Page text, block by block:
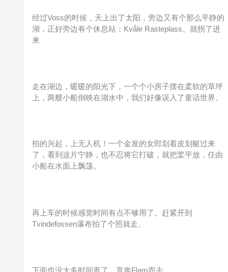
经过Voss的时候，天上出了太阳，旁边又有个那么平静的
湖，正好旁边有个休息站：Kvåle Rasteplass。就拐了进
来
走在湖边，暖暖的阳光下，一个个小房子摆在柔软的草坪
上，两艘小船倒映在湖水中，我们好像误入了童话世界。
拍的兴起，上无人机！一个金发的女郎划着皮划艇过来
了，看到这片宁静，也不忍将它打破，就把桨平放，任由
小船在水面上飘荡。
再上车的时候感觉时间有点不够用了。赶紧开到
Tvindefossen瀑布拍了个照就走。
下面也没太多时间逛了，直奔Flam而去。